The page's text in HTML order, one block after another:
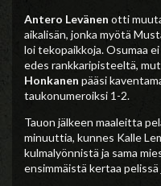
Antero Levänen otti
aikalisän, jonka myötä
loi tekopaikkoja. Osumaa
edes rankkaripisteeltä,
Honkanen pääsi
taukonumeroiksi 1-2.
Tauon jälkeen maaleitta
minuuttia, kunnes Kalle
kulmalyönnistä ja sama
ensimmäistä kertaa